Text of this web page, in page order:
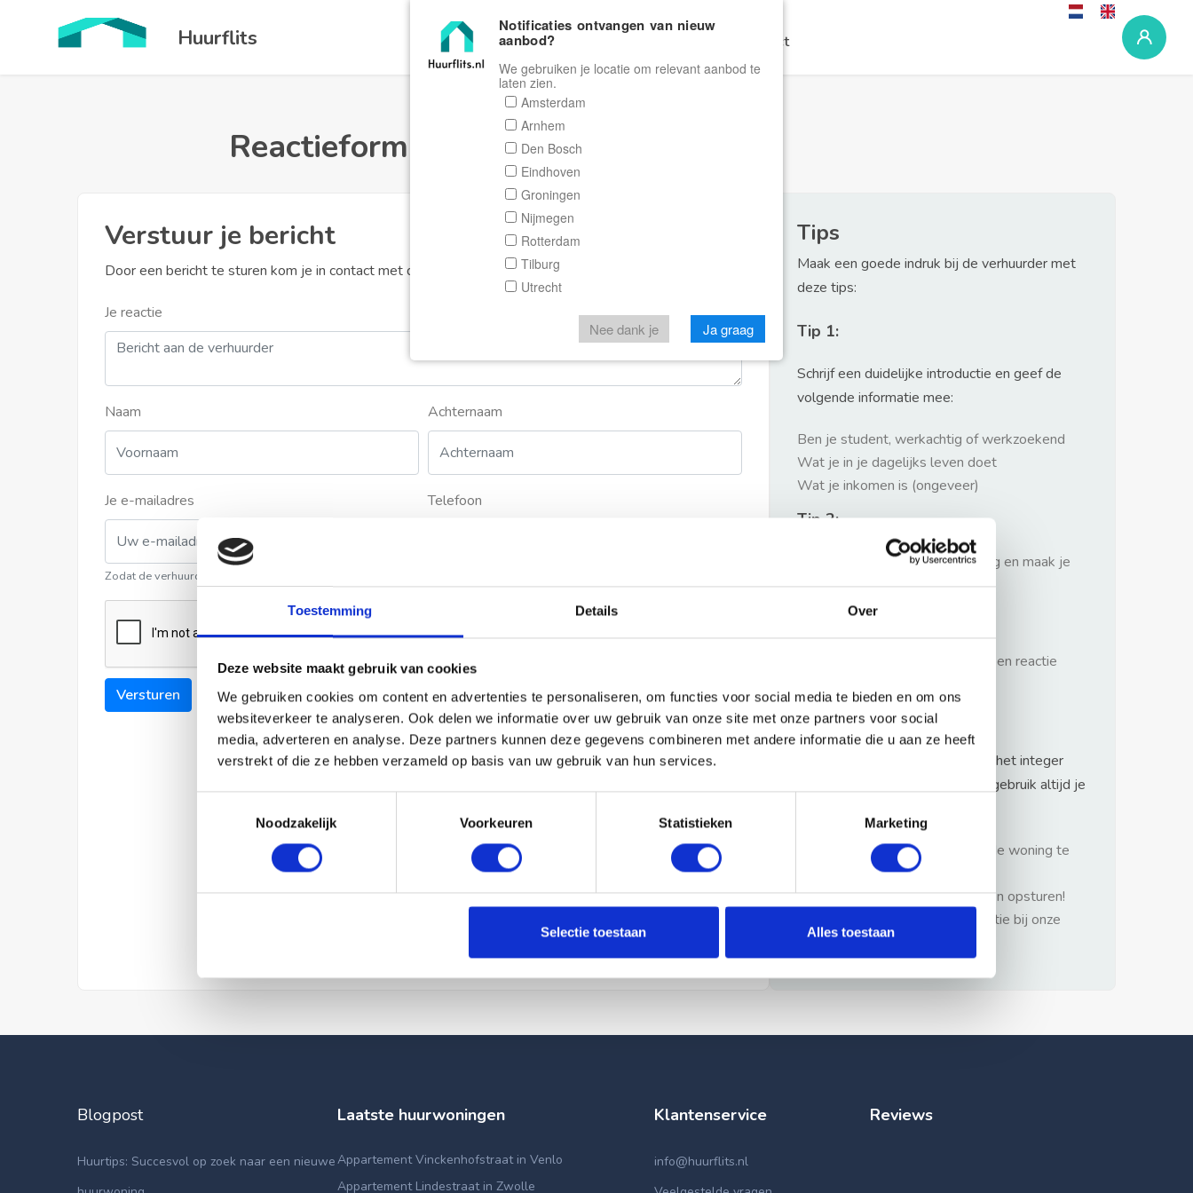
Toestemming Details Over
Deze website maakt gebruik van cookies
We gebruiken cookies om content en advertenties te personaliseren, om functies voor social media te bieden en om ons
websiteverkeer te analyseren. Ook delen we informatie over uw gebruik van onze site met onze partners voor social
media, adverteren en analyse. Deze partners kunnen deze gegevens combineren met andere informatie die u aan ze heeft
verstrekt of die ze hebben verzameld op basis van uw gebruik van hun services.
Noodzakelijk
Voorkeuren Statistieken Marketing
Selectie toestaan Alles toestaan
Huurflits Home Zoeken Contact
Reactieformulier Huurflits
Verstuur je bericht
Door een bericht te sturen kom je in contact met de aanbieder of makelaar van de woning.
Je reactie
Naam Achternaam
Je e-mailadres
Zodat de verhuurder contact met u kan opnemen
Telefoon
Versturen
Tips
Maak een goede indruk bij de verhuurder met
deze tips:
Tip 1:
Schrijf een duidelijke introductie en geef de
volgende informatie mee:
Ben je student, werkachtig of werkzoekend
Wat je in je dagelijks leven doet
Wat je inkomen is (ongeveer)
Tip 2:
Wees beleefd, niet te langdradig en maak je
verhaal kort
Wacht niet met reageren. Snel een reactie
Waarschuwing
Huurflits hecht veel waarde aan het integer
handelen van verhuurders maar gebruik altijd je
1: Nooit vooraf betalen zonder de woning te
hebben gezien.
2: Geen persoonlijke documenten opsturen!
3: Meld bij misbruik de advertentie bij onze
klantenservice.
Blogpost
Huurtips: Succesvol op zoek naar een nieuwe
Laatste huurwoningen
Appartement Vinckenhofstraat in Venlo
Appartement Lindestraat in Zwolle
Klantenservice
info@huurflits.nl
Reviews
Notificaties ontvangen van nieuw
aanbod?
We gebruiken je locatie om relevant aanbod te
laten zien.
Amsterdam
Arnhem
Den Bosch
Eindhoven
Groningen
Nijmegen
Rotterdam
Tilburg
Utrecht
Nee dank je Ja graag